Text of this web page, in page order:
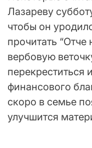
Лазареву
чтобы он
прочитать
вербовую
перекреститься
финансового
скоро в семье
улучшится